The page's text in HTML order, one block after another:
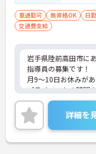
車通勤可 無資格OK 日
交通費支給
岩手県陸前高田市に
指導員の募集です！
月9～10日お休みが
プライベートの時間
両立がしやすい職場
また、マイカー通勤
可能です♪
ご興味ある方は面接
お気軽にご連絡くだ
詳細を